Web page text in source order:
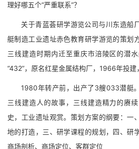
理好哪五个“严重联系”？
关于青蓝荟研学游览公司与川东造船
艇制造工业遗址赤色教育研学游览的策划
三线建造时期内迁至重庆市涪陵区的潜
“432”，原名红星金属结构厂，1966年投
1980年转产前，出产了3艘033潜艇。
三线建造人的故事，三线建造精力的赓
史，工业遗址观赏。策划方案的纲要：一
地的打造，三、研学课程的规划，四、研
商场剖析、商场定位、客群定位